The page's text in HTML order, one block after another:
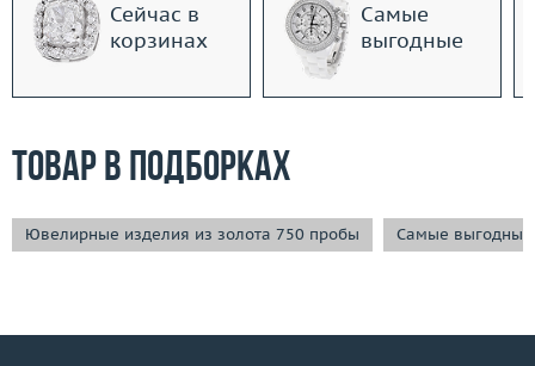
Сейчас в
корзинах
Самые
выгодные
Товар в подборках
Ювелирные изделия из золота 750 пробы Самые